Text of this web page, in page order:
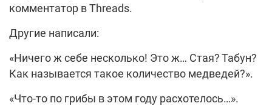
комментатор в Threads.
Другие написали:
«Ничего ж себе несколько! Это ж… Стая? Табун?
Как называется такое количество медведей?».
«Что-то по грибы в этом году расхотелось…».